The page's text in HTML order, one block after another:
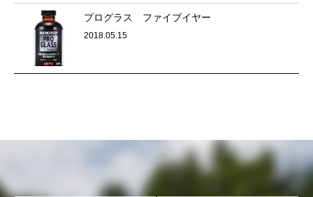
プログラス ファイブイヤー
2018.05.15